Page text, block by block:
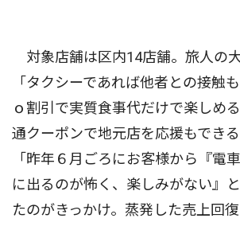
対象店舗は区内14店舗。旅人の
「タクシーであれば他者との接触
ｏ割引で実質食事代だけで楽しめ
通クーポンで地元店を応援もできる
「昨年６月ごろにお客様から『電
に出るのが怖く、楽しみがない』
たのがきっかけ。蒸発した売上回